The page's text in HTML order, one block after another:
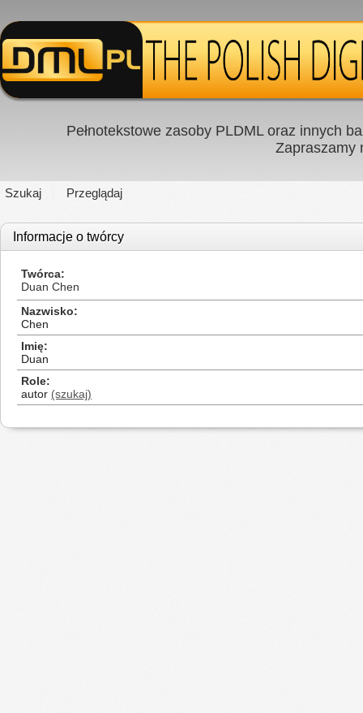
Pełnotekstowe zasoby PLDML oraz innych
Zapraszamy
Szukaj Przeglądaj
Informacje o twórcy
Twórca
Duan Chen
Nazwisko
Chen
Imię
Duan
Role
autor (szukaj)